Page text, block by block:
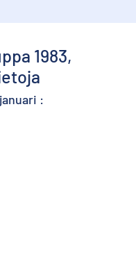
1983,
: